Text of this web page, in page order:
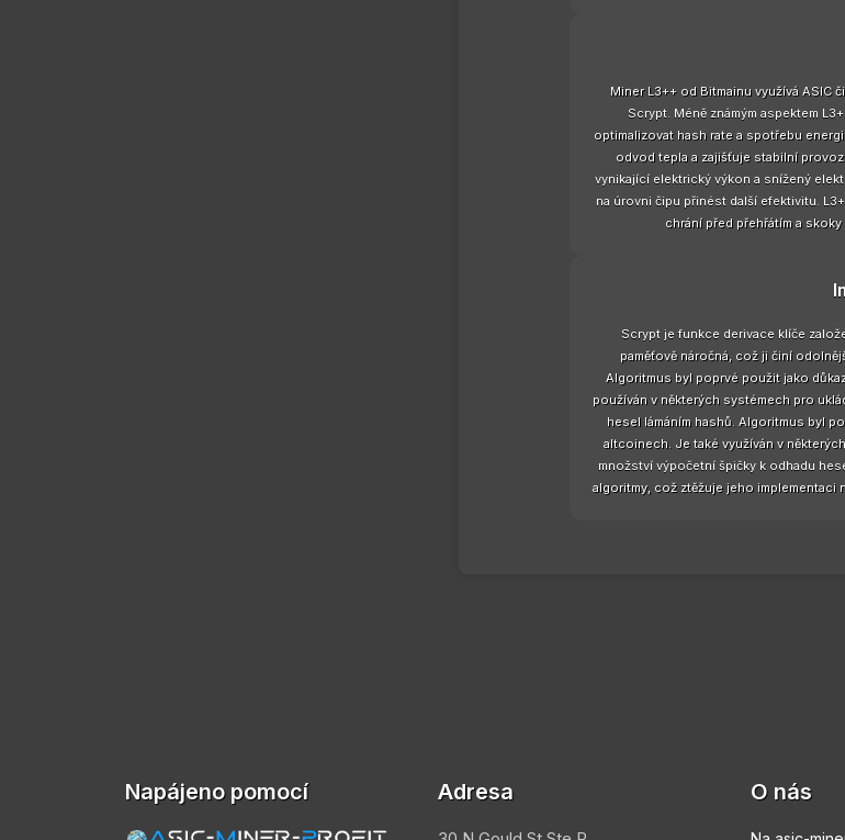
Miner L3++ od Bitmainu využívá
Scrypt. Méně známým aspektem
optimalizovat hash rate a spotřebu
odvod tepla a zajišťuje stabilní
vynikající elektrický výkon a snížený
na úrovni čipu přinést další efektivitu.
chrání před přehřátím a
Scrypt je funkce derivace klíče
paměťově náročná, což ji činí
Algoritmus byl poprvé použit jako
používán v některých systémech pro
hesel lámáním hashů. Algoritmus byl
altcoinech. Je také využíván v
množství výpočetní špičky k odhadu
algoritmy, což ztěžuje jeho implementaci
Napájeno pomocí Adresa O nás